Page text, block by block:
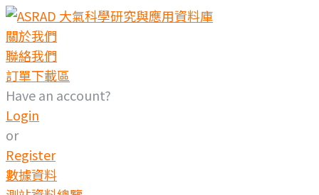
Skip
to
content
關於我們
聯絡我們
訂單下載區
Have an account?
Login
or
Register
數據資料